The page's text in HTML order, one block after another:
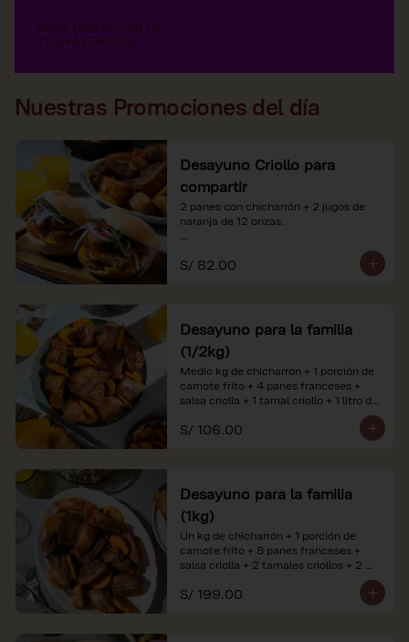
Nuestras Promociones del día
Desayuno Criollo para
compartir
2 panes con chicharrón + 2 jugos de
naranja de 12 onzas.
*Nuestros precios están expresados en
soles e incluyen impuestos de ley y
S/ 82.00
Desayuno para la familia
(1/2kg)
Medio kg de chicharrón + 1 porción de
camote frito + 4 panes franceses +
salsa criolla + 1 tamal criollo + 1 litro de
*Nuestros precios están expresados en
referenciales.
S/ 106.00
Desayuno para la familia
(1kg)
Un kg de chicharrón + 1 porción de
camote frito + 8 panes franceses +
salsa criolla + 2 tamales criollos + 2
*Nuestros precios están expresados en
S/ 199.00